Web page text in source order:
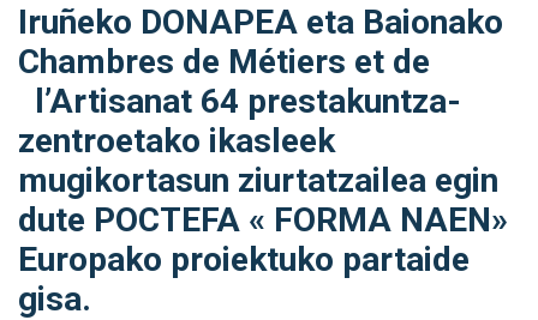
Iruñeko DONAPEA eta Baionako
Chambres de Métiers et de
l’Artisanat 64 prestakuntza-
zentroetako ikasleek
mugikortasun ziurtatzailea egin
dute POCTEFA « FORMA NAEN»
Europako proiektuko partaide
gisa.